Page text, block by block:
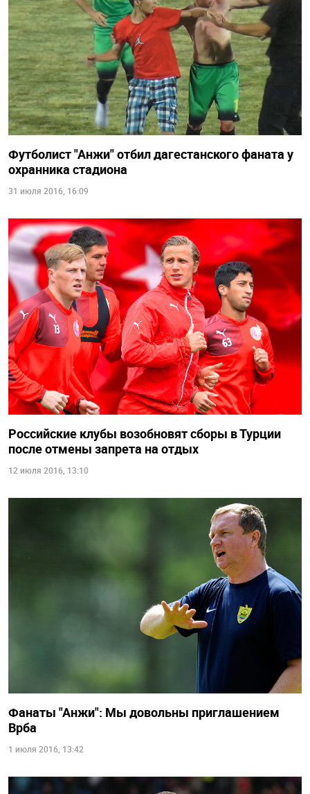
Футболист "Анжи" отбил дагестанского фаната у
охранника стадиона
31 июля 2016, 16:09
Российские клубы возобновят сборы в Турции
после отмены запрета на отдых
12 июля 2016, 13:10
Фанаты "Анжи": Мы довольны приглашением
Врба
1 июля 2016, 13:42